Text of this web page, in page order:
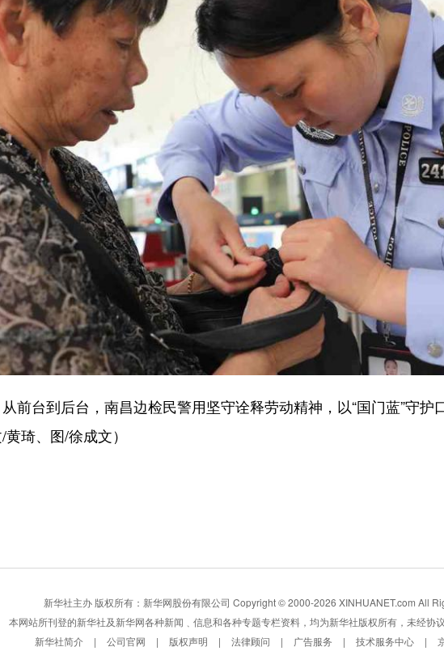
台到后台，南昌边检民警用坚守诠释劳动精神，以“国门蓝”守护
琦、图/徐成文）
新华社主办 版权所有：新华网股份有限公司 Copyright © 2000-2026 XINHUANET.com All
本网站所刊登的新华社及新华网各种新闻﹑信息和各种专题专栏资料，均为新华社版权所有，未经协
新华社简介
| 公司官网 | 版权声明 | 法律顾问 | 广告服务 | 技术服务中心 |